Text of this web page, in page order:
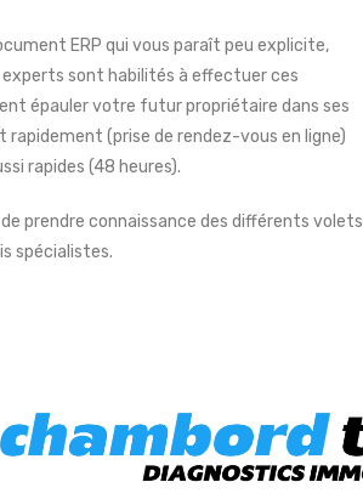
ERP qui vous paraît peu explicite,
sont habilités à effectuer ces
épauler votre futur propriétaire dans ses
rapidement (prise de rendez-vous en ligne)
rapides (48 heures).
prendre connaissance des différents volets
spécialistes.